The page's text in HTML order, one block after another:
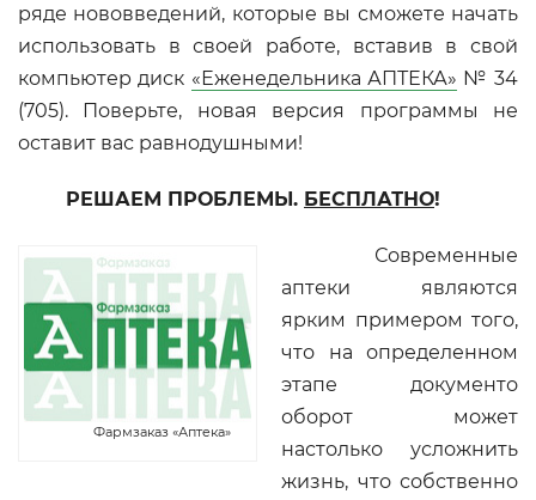
ряде нововведений, которые вы сможете начать
использовать в своей работе, вставив в свой
компьютер диск «Еженедельника АПТЕКА» № 34
(705). Поверьте, новая версия программы не
оставит вас равнодушными!
РЕШАЕМ ПРОБЛЕМЫ. БЕСПЛАТНО!
Фармзаказ «Аптека»
Современные
аптеки являются
ярким примером того,
что на определенном
этапе документо
оборот может
настолько усложнить
жизнь, что собственно